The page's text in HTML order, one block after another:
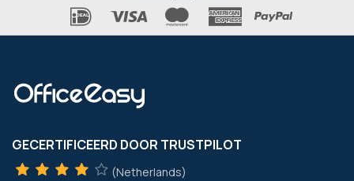
GECERTIFICEERD DOOR TRUSTPILOT
(Netherlands)